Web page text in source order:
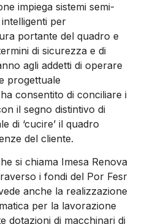
impiega sistemi semi-
per
portante del quadro e
di sicurezza e di
agli addetti di operare
progettuale
consentito di conciliare i
il segno distintivo di
di ‘cucire’ il quadro
del cliente.
si chiama Imesa Renova
i fondi del Por Fesr
anche la realizzazione
per la lavorazione
dotazioni di macchinari di